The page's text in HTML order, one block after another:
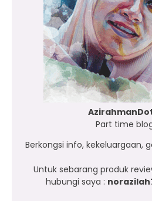
Part time
Berkongsi info, kekeluargaan,
Untuk sebarang produk
hubungi saya :